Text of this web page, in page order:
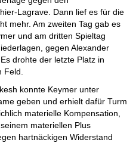
Lagrave. Dann lief es für die
mehr. Am zweiten Tag gab es
und am dritten Spieltag
gegen Alexander
drohte der letzte Platz in
konnte Keymer unter
geben und erhielt dafür Turm
materielle Kompensation,
materiellen Plus
hartnäckigen Widerstand